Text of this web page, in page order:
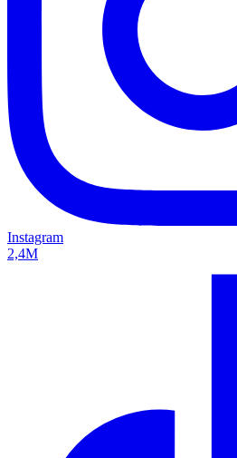
Instagram
2,4M